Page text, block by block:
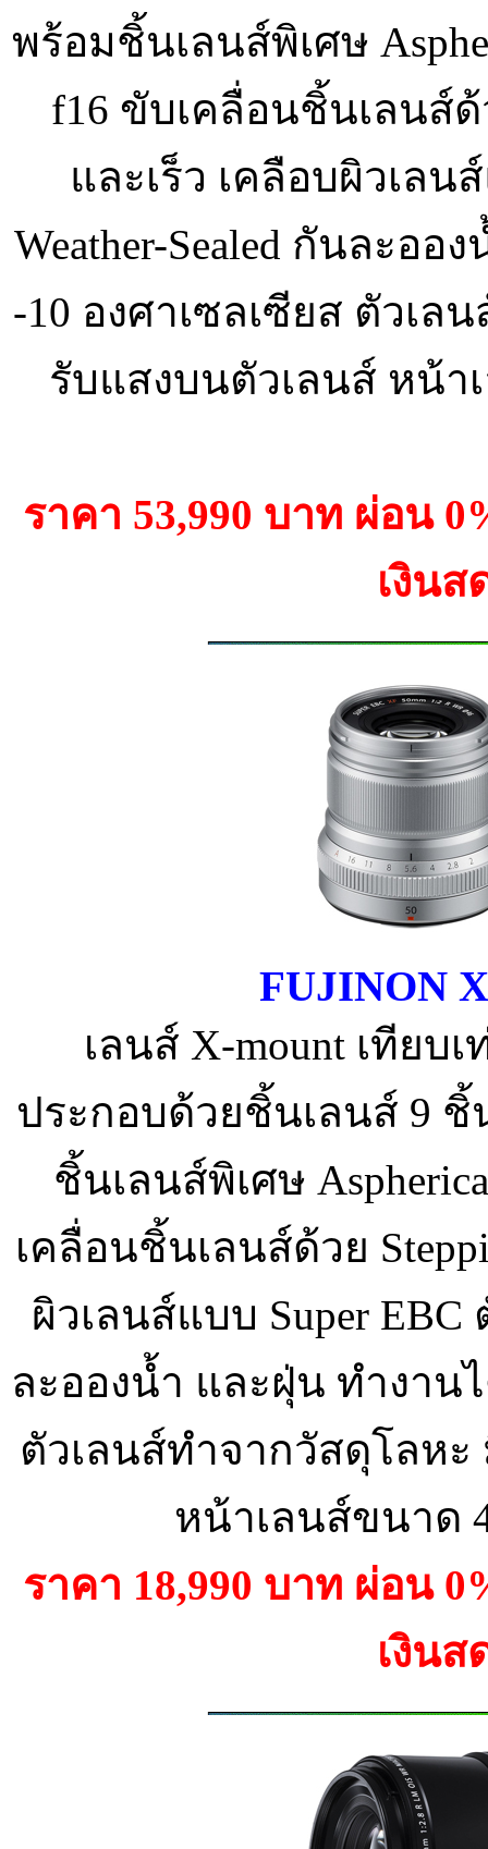
พร้อมชิ้นเลนส์พิเศษ
f16 ขับเคลื่อนชิ้นเลนส์ด้
และเร็ว เคลือบผิวเลน
Weather-Sealed กันละอ
-10 องศาเซลเซียส ตัวเ
รับแสงบนตัวเลนส์ หน้า
ราคา 53,990 บาท ผ่อน
เงินส
FUJINON
เลนส์ X-mount เทียบ
ประกอบด้วยชิ้นเลนส์ 9
ชิ้นเลนส์พิเศษ
เคลื่อนชิ้นเลนส์ด้วย
ผิวเลนส์แบบ Super EBC
ละอองน้ำ และฝุ่น ทำงาน
ตัวเลนส์ทำจากวัสดุโลห
หน้าเลนส์ขนาด
ราคา 18,990 บาท ผ่อน
เงินส